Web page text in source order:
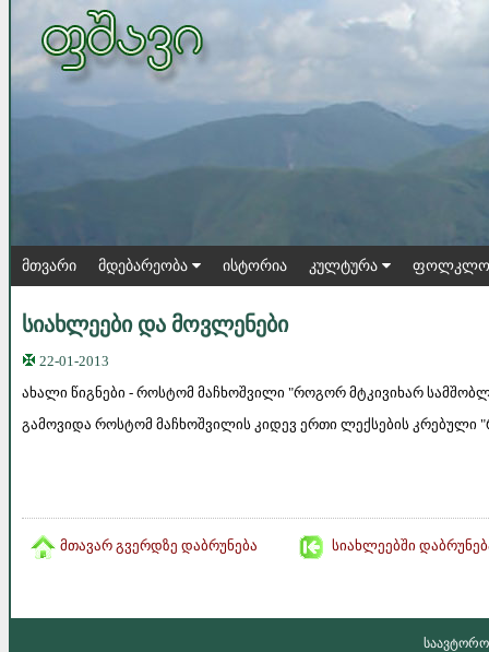
მთვარი მდებარეობა ისტორია კულტურა
სიახლეები და მოვლენები
22-01-2013
ახალი წიგნები - როსტომ მაჩხოშვილი "როგორ მტკივიხარ
გამოვიდა როსტომ მაჩხოშვილის კიდევ ერთი ლექსების კრებული
მთავარ გვერდზე დაბრუნება სიახლეებში
საავტორო